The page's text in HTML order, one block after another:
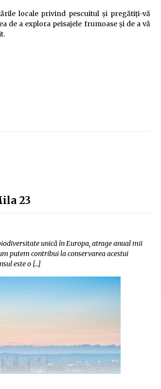
locale privind pescuitul și pregătiți-vă
de a explora peisajele frumoase și de a vă
23
unică în Europa, atrage anual mii
putem contribui la conservarea acestui
este o […]